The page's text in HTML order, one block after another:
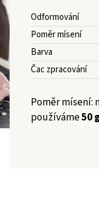
Odformování
Poměr mísení
Barva
Čac zpracování
Poměr mísení:
používáme50